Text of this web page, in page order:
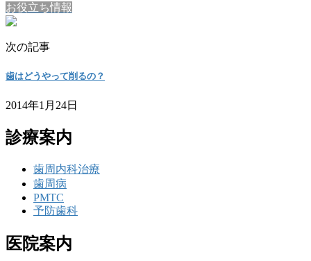
お役立ち情報
次の記事
歯はどうやって削るの？
2014年1月24日
診療案内
歯周内科治療
歯周病
PMTC
予防歯科
医院案内